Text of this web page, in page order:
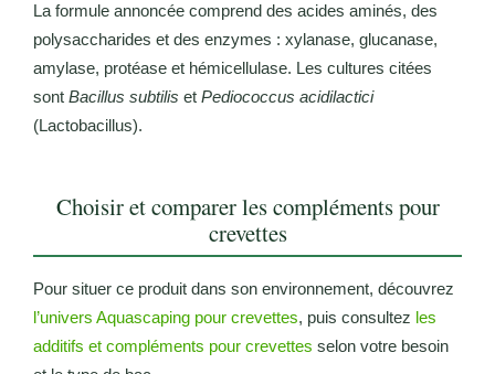
La formule annoncée comprend des acides aminés, des
polysaccharides et des enzymes : xylanase, glucanase,
amylase, protéase et hémicellulase. Les cultures citées
sont Bacillus subtilis et Pediococcus acidilactici
(Lactobacillus).
Choisir et comparer les compléments pour
crevettes
Pour situer ce produit dans son environnement, découvrez
l’univers Aquascaping pour crevettes, puis consultez les
additifs et compléments pour crevettes selon votre besoin